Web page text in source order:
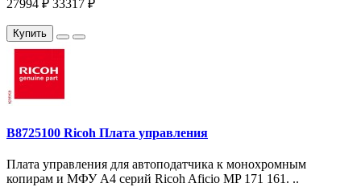
27994 ₽ 33317 ₽
Купить
B8725100 Ricoh Плата управления
Плата управления для автоподатчика к монохромным
копирам и МФУ A4 серий Ricoh Aficio MP 171 161. ..